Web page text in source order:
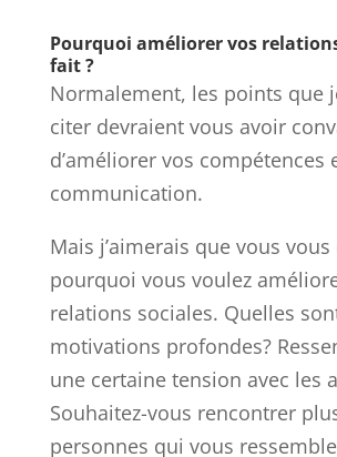
Pourquoi améliorer vos
fait ?
Normalement, les points que
citer devraient vous avoir
d’améliorer vos compétences
communication.
Mais j’aimerais que vous
pourquoi vous voulez
relations sociales. Quelles
motivations profondes?
une certaine tension avec les
Souhaitez-vous rencontrer
personnes qui vous